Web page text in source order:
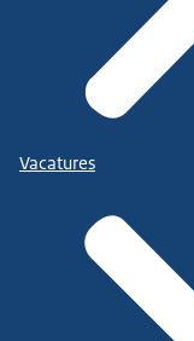
Vacatures